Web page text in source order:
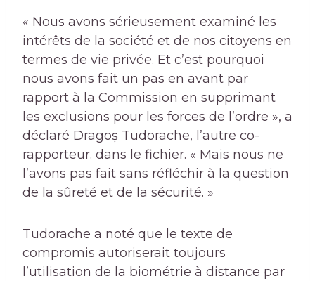
« Nous avons sérieusement examiné les
intérêts de la société et de nos citoyens en
termes de vie privée. Et c’est pourquoi
nous avons fait un pas en avant par
rapport à la Commission en supprimant
les exclusions pour les forces de l’ordre », a
déclaré Dragoș Tudorache, l’autre co-
rapporteur. dans le fichier. « Mais nous ne
l’avons pas fait sans réfléchir à la question
de la sûreté et de la sécurité. »
Tudorache a noté que le texte de
compromis autoriserait toujours
l’utilisation de la biométrie à distance par